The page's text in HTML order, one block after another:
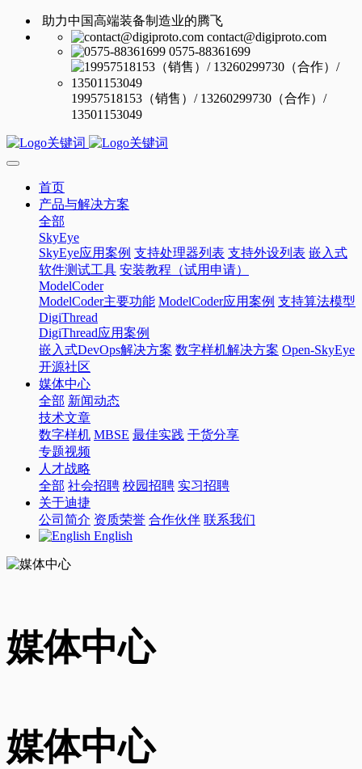
助力中国高端装备制造业的腾飞
contact@digiproto.com
0575-88361699
19957518153（销售）/ 13260299730（合作）/
13501153049
首页
产品与解决方案
全部
SkyEye
SkyEye应用案例 支持处理器列表 支持外设列表 嵌入式
软件测试工具 安装教程（试用申请）
ModelCoder
ModelCoder主要功能 ModelCoder应用案例 支持算法模型
DigiThread
DigiThread应用案例
嵌入式DevOps解决方案 数字样机解决方案 Open-SkyEye
开源社区
媒体中心
全部 新闻动态
技术文章
数字样机 MBSE 最佳实践 干货分享
专题视频
人才战略
全部 社会招聘 校园招聘 实习招聘
关于迪捷
公司简介 资质荣誉 合作伙伴 联系我们
English
媒体中心
媒体中心